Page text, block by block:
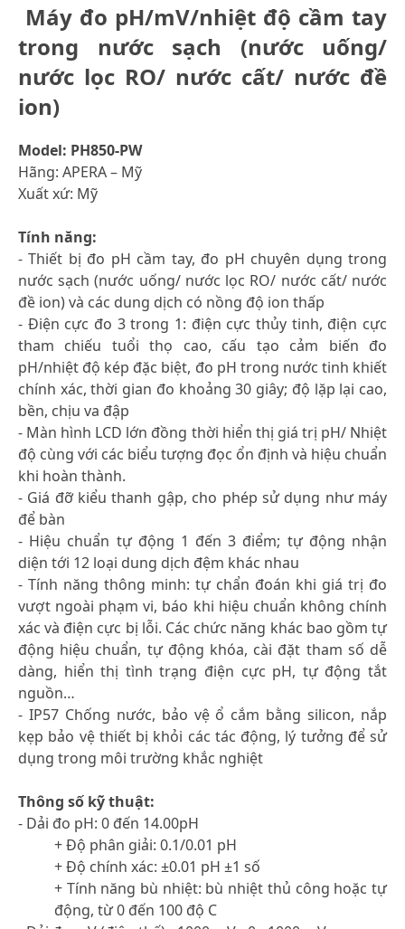
Máy đo pH/mV/nhiệt độ cầm tay
trong nước sạch (nước uống/
nước lọc RO/ nước cất/ nước đề
ion)
Model: PH850-PW
Hãng: APERA – Mỹ
Xuất xứ: Mỹ
Tính năng:
- Thiết bị đo pH cầm tay, đo pH chuyên dụng trong
nước sạch (nước uống/ nước lọc RO/ nước cất/ nước
đề ion) và các dung dịch có nồng độ ion thấp
- Điện cực đo 3 trong 1: điện cực thủy tinh, điện cực
tham chiếu tuổi thọ cao, cấu tạo cảm biến đo
pH/nhiệt độ kép đặc biệt, đo pH trong nước tinh khiết
chính xác, thời gian đo khoảng 30 giây; độ lặp lại cao,
bền, chịu va đập
- Màn hình LCD lớn đồng thời hiển thị giá trị pH/ Nhiệt
độ cùng với các biểu tượng đọc ổn định và hiệu chuẩn
khi hoàn thành.
- Giá đỡ kiểu thanh gập, cho phép sử dụng như máy
để bàn
- Hiệu chuẩn tự động 1 đến 3 điểm; tự động nhận
diện tới 12 loại dung dịch đệm khác nhau
- Tính năng thông minh: tự chẩn đoán khi giá trị đo
vượt ngoài phạm vi, báo khi hiệu chuẩn không chính
xác và điện cực bị lỗi. Các chức năng khác bao gồm tự
động hiệu chuẩn, tự động khóa, cài đặt tham số dễ
dàng, hiển thị tình trạng điện cực pH, tự động tắt
nguồn…
- IP57 Chống nước, bảo vệ ổ cắm bằng silicon, nắp
kẹp bảo vệ thiết bị khỏi các tác động, lý tưởng để sử
dụng trong môi trường khắc nghiệt
Thông số kỹ thuật:
- Dải đo pH: 0 đến 14.00pH
+ Độ phân giải: 0.1/0.01 pH
+ Độ chính xác: ±0.01 pH ±1 số
+ Tính năng bù nhiệt: bù nhiệt thủ công hoặc tự
động, từ 0 đến 100 độ C